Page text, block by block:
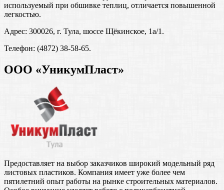
используемый при обшивке теплиц, отличается повышенной
легкостью.
Адрес: 300026, г. Тула, шоссе Щёкинское, 1а/1.
Телефон: (4872) 38-58-65.
ООО «УникумПласт»
Предоставляет на выбор заказчиков широкий модельный ряд
листовых пластиков. Компания имеет уже более чем
пятилетний опыт работы на рынке строительных материалов.